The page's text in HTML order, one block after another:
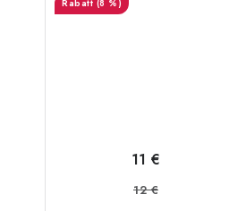
(8 %)
11 €
12 €